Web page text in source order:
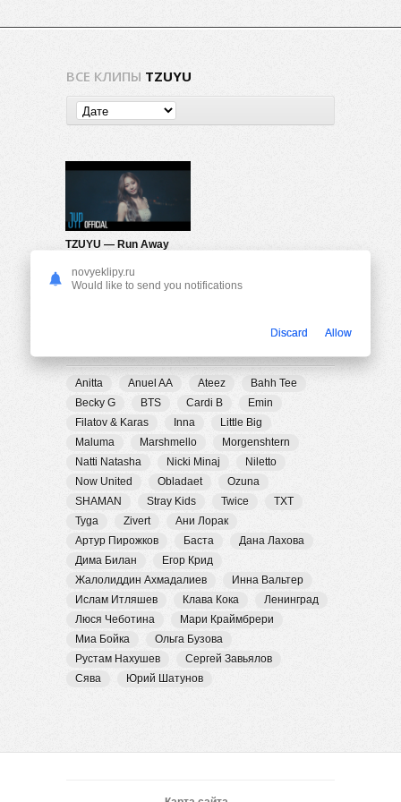
ВСЕ КЛИПЫ TZUYU
TZUYU — Run Away
Anitta Anuel AA Ateez
Bahh Tee
Becky G
BTS Cardi B
Emin
Filatov & Karas
Inna
Little Big
Maluma
Marshmello
Morgenshtern
Natti Natasha
Nicki Minaj
Niletto
Now United
Obladaet
Ozuna
SHAMAN
Stray Kids Twice
TXT
Tyga
Zivert
Ани Лорак
Артур Пирожков
Баста
Дана Лахова
Дима Билан
Егор Крид
Жалолиддин Ахмадалиев
Инна Вальтер
Ислам Итляшев
Клава Кока
Ленинград
Люся Чеботина
Мари Краймбрери
Миа Бойка
Ольга Бузова
Рустам Нахушев
Сергей Завьялов
Сява
Юрий Шатунов
novyeklipy.ru
Would like to send you notifications
Discard Allow